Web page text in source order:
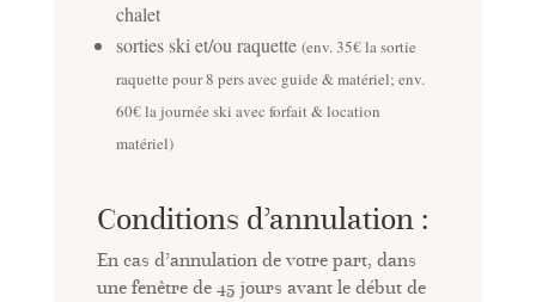
chalet
sorties ski et/ou raquette (env. 35€ la sortie
raquette pour 8 pers avec guide & matériel; env.
60€ la journée ski avec forfait & location
matériel)
Conditions d’annulation :
En cas d’annulation de votre part, dans
une fenêtre de 45 jours avant le début de